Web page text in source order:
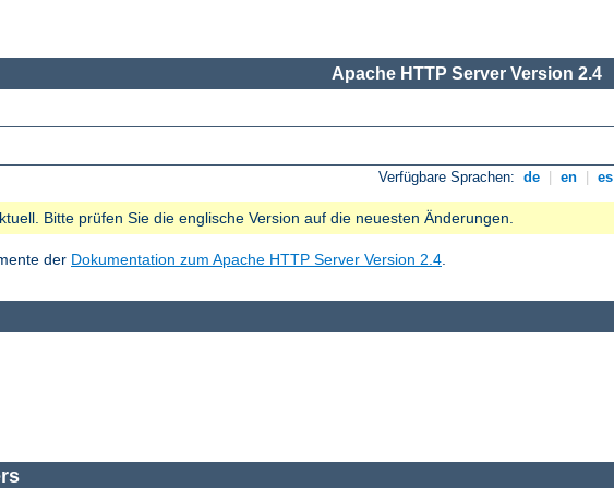
Apache HTTP Server Version 2.4
Verfügbare Sprachen: de en es
Bitte prüfen Sie die englische Version auf die neuesten Änderungen.
der Dokumentation zum Apache HTTP Server Version 2.4.